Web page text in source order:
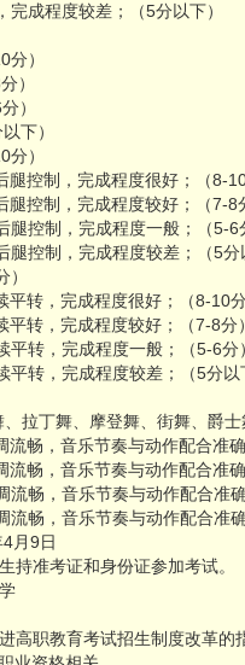
成程度较差；（5分以下）
）
）
）
下）
分）
控制，完成程度很好；（8-10
控制，完成程度较好；（7-8
控制，完成程度一般；（5-6
腿控制，完成程度较差；（5分
转，完成程度很好；（8-10分
转，完成程度较好；（7-8分）
转，完成程度一般；（5-6分）
平转，完成程度较差；（5分以
拉丁舞、摩登舞、街舞、爵
流畅，音乐节奏与动作配合准
流畅，音乐节奏与动作配合准
流畅，音乐节奏与动作配合准
流畅，音乐节奏与动作配合准
4月9日
持准考证和身份证参加考试。
高职教育考试招生制度改革